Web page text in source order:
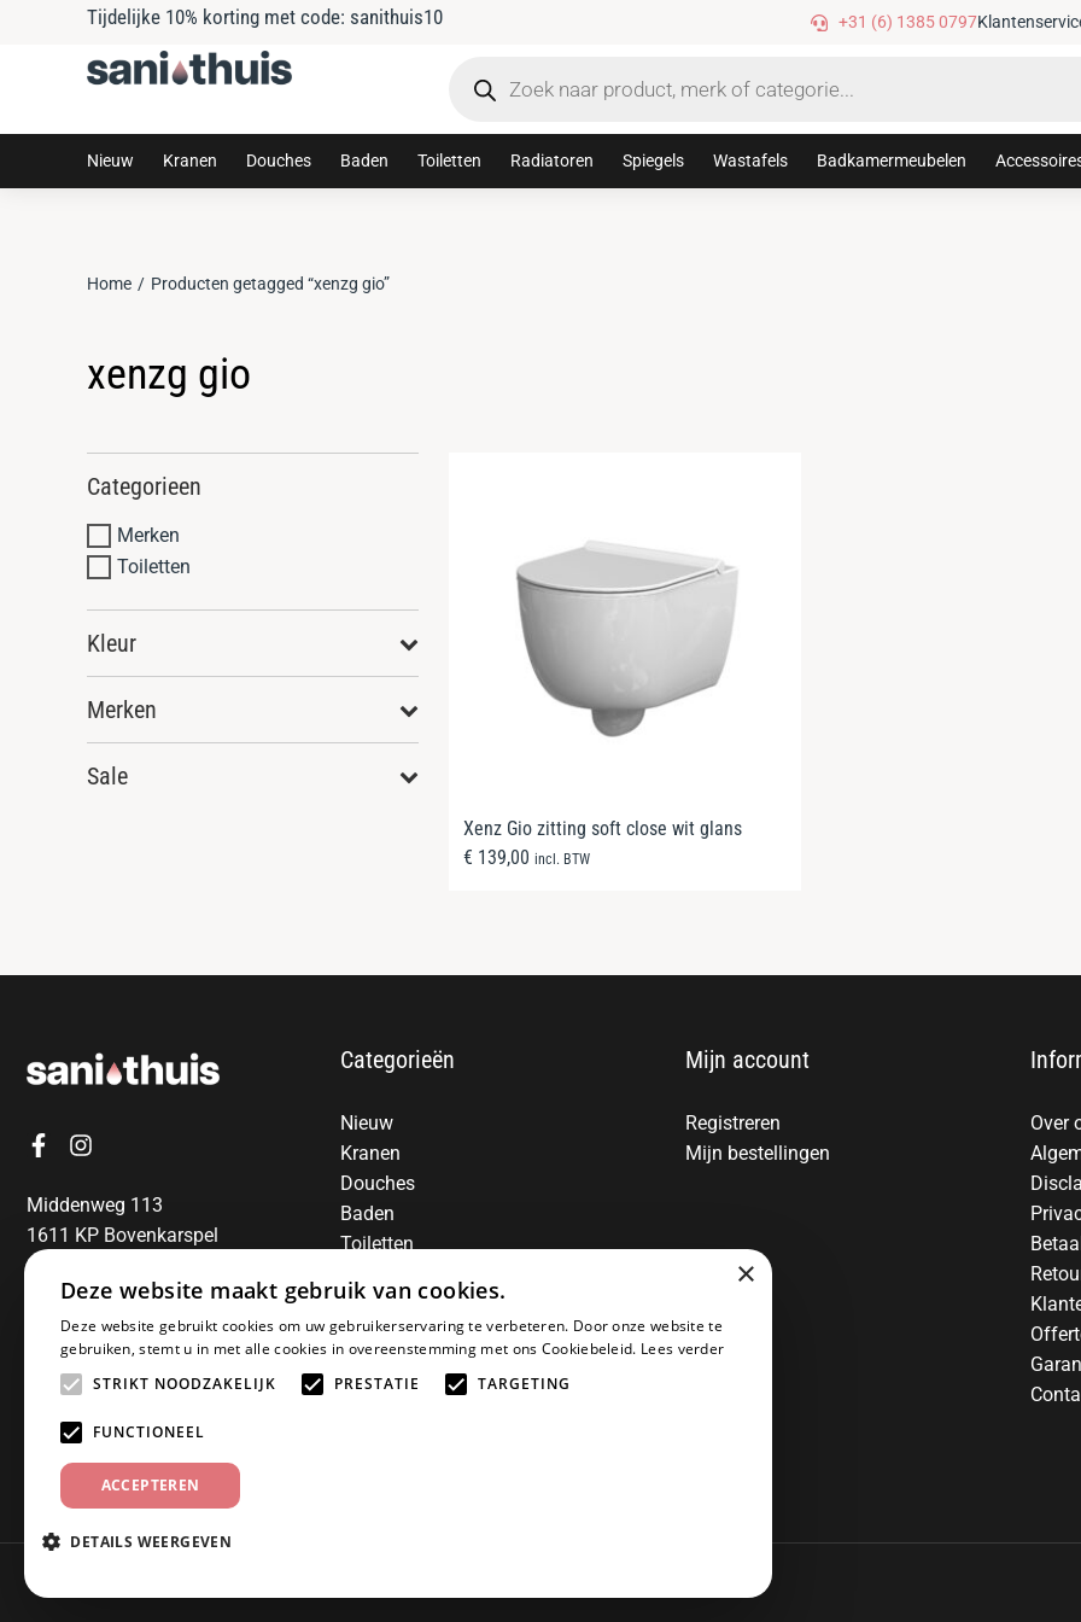
Tijdelijke 10% korting met code: sanithuis10 Gratis verzending vanaf €75,-
+31 (6) 1385 0797
Nieuw Kranen Douches Baden Toiletten Radiatoren Spiegels Wastafels Badkamermeubelen
Je bent hier:
Home Producten getagged “xenzg gio”
xenzg gio
Categorieen
Merken
Toiletten
Kleur
Merken
Sale
Xenz Gio zitting soft close wit glans
€ 139,00 incl. BTW
Middenweg 113
1611 KP Bovenkarspel
06-13850797
Categorieën
Nieuw
Kranen
Douches
Baden
Toiletten
Spiegels
Wastafels
Badkamermeubelen
Accessoires
Mijn account
Registreren
Mijn bestellingen
Over
© 2025 Sanithuis
×
Deze website maakt gebruik van cookies.
Deze website gebruikt cookies om uw gebruikerservaring te verbeteren. Door onze website te
gebruiken, stemt u in met alle cookies in overeenstemming met ons Cookiebeleid. Lees verder
STRIKT NOODZAKELIJK
PRESTATIE TARGETING
FUNCTIONEEL
ACCEPTEREN
DETAILS WEERGEVEN